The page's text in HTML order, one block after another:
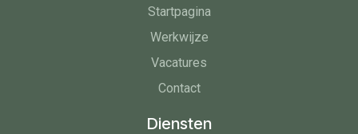
Startpagina
Werkwijze
Vacatures
Contact
Diensten